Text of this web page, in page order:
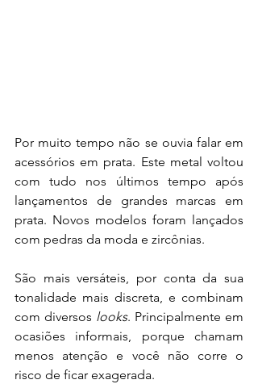
Por muito tempo não se ouvia falar em
acessórios em prata. Este metal voltou
com tudo nos últimos tempo após
lançamentos de grandes marcas em
prata. Novos modelos foram lançados
com pedras da moda e zircônias.
São mais versáteis, por conta da sua
tonalidade mais discreta, e combinam
com diversos looks. Principalmente em
ocasiões informais, porque chamam
menos atenção e você não corre o
risco de ficar exagerada.